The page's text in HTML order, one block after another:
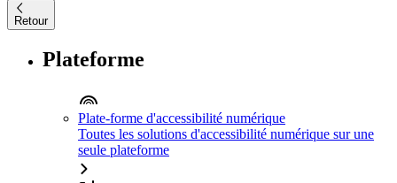
Retour
Plateforme
Plate-forme d'accessibilité numérique
Toutes les solutions d'accessibilité numérique sur une
seule plateforme